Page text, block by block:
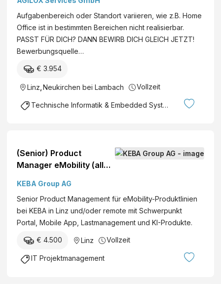
Aufgabenbereich oder Standort variieren, wie z.B. Home
Office ist in bestimmten Bereichen nicht realisierbar.
PASST FÜR DICH? DANN BEWIRB DICH GLEICH JETZT!
Bewerbungsquelle…
€ 3.954
Linz Neukirchen bei Lambach Vollzeit
Technische Informatik & Embedded Systems
(Senior) Product
Manager eMobility (all
KEBA Group AG
Senior Product Management für eMobility-Produktlinien
bei KEBA in Linz und/oder remote mit Schwerpunkt
Portal, Mobile App, Lastmanagement und KI-Produkte.
€ 4.500 Linz Vollzeit
IT Projektmanagement